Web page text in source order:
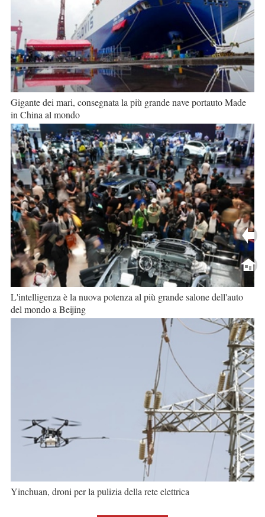
Gigante dei mari, consegnata la più grande nave portauto Made
in China al mondo
L'intelligenza è la nuova potenza al più grande salone dell'auto
del mondo a Beijing
Yinchuan, droni per la pulizia della rete elettrica